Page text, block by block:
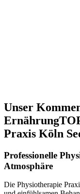
Unser
Praxis Köln
Professionelle
Atmosphäre
Die Physiotherapie